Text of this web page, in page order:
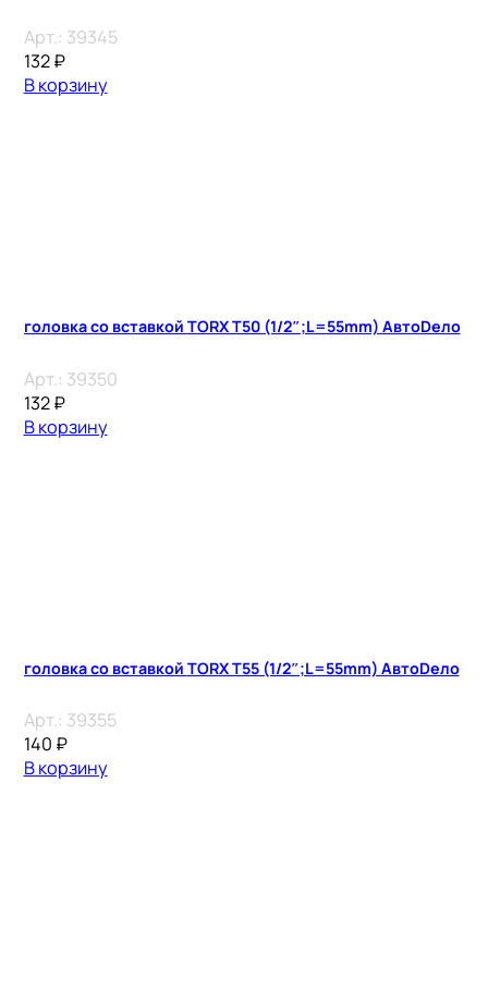
Арт.: 39345
132₽
В корзину
головка со вставкой TORX T50 (1/2″;L=55mm) АвтоDело
Арт.: 39350
132₽
В корзину
головка со вставкой TORX T55 (1/2″;L=55mm) АвтоDело
Арт.: 39355
140 ₽
В корзину